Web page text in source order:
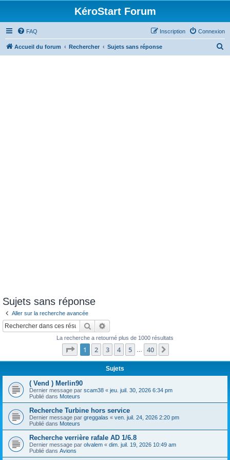
KéroStart Forum
FAQ Connexion
Inscription
Accueil du forum Rechercher Sujets sans réponse
Sujets sans réponse
Aller sur la recherche avancée
Rechercher
La recherche a retourné plus de 1000 résultats
Page 1sur40
1 2 3 4 5 40
Sujets
( Vend ) Merlin90
Dernier message par scam38 « jeu. juil. 30, 2026 6:34 pm
Publié dans Moteurs
Recherche Turbine hors service
Dernier message par greggalas « ven. juil. 24, 2026 2:20 pm
Publié dans Moteurs
Recherche verrière rafale AD 1/6.8
Dernier message par olvalem « dim. juil. 19, 2026 10:49 am
Publié dans Avions